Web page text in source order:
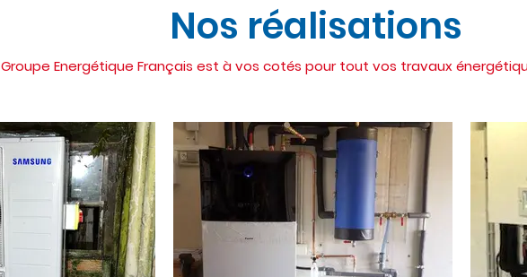
Nos réalisations
Groupe Energétique Français est à vos cotés pour tout vos travaux